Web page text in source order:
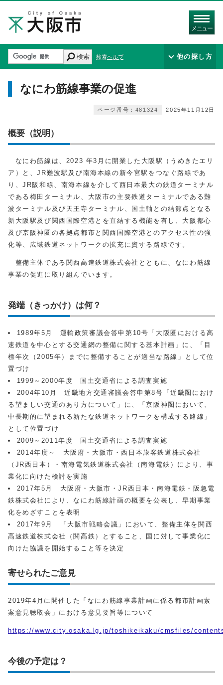
メニュー
検索 検索ヘルプ 他の探し方
なにわ筋線事業の促進
2025年11月12日
ページ番号：481324
概要（説明）
なにわ筋線は、2023 年3月に開業した大阪駅（うめきたエリ
ア）と、JR難波駅及び南海本線の新今宮駅をつなぐ路線であ
り、JR阪和線、南海本線を介して西日本最大の鉄道ターミナル
である梅田ターミナル、大阪市の主要鉄道ターミナルである難
波ターミナル及び天王寺ターミナル、国土軸との結節点となる
新大阪駅及び関西国際空港とを直結する機能を有し、大阪都心
及び京阪神圏の各拠点都市と関西国際空港とのアクセス性の強
化等、広域鉄道ネットワークの拡充に資する路線です。
整備主体である関⻄⾼速鉄道株式会社とともに、なにわ筋線
事業の促進に取り組んでいます。
発端（きっかけ）は何？
1989年5月 運輸政策審議会答申第10号「大阪圏における高
速鉄道を中心とする交通網の整備に関する基本計画」に、「目
標年次（2005年）までに整備することが適当な路線」として位
置づけ
1999～2000年度 国土交通省による調査実施
2004年10月 近畿地方交通審議会答申第8号「近畿圏におけ
る望ましい交通のあり方について」に、「京阪神圏において、
中長期的に望まれる新たな鉄道ネットワークを構成する路線」
として位置づけ
2009～2011年度 国土交通省による調査実施
2014年度～ 大阪府・大阪市・西日本旅客鉄道株式会社
（JR西日本）・南海電気鉄道株式会社（南海電鉄）により、事
業化に向けた検討を実施
2017年5月 大阪府・大阪市・JR西日本・南海電鉄・阪急電
鉄株式会社により、なにわ筋線計画の概要を公表し、早期事業
化をめざすことを表明
2017年9月 「大阪市戦略会議」において、整備主体を関西
高速鉄道株式会社（関高鉄）とすること、国に対して事業化に
向けた協議を開始すること等を決定
寄せられたご意見
2019年4月に開催した「なにわ筋線事業計画に係る都市計画素
案意見聴取会」における意見要旨等について
https://www.city.osaka.lg.jp/toshikeikaku/cmsfiles/
今後の予定は？